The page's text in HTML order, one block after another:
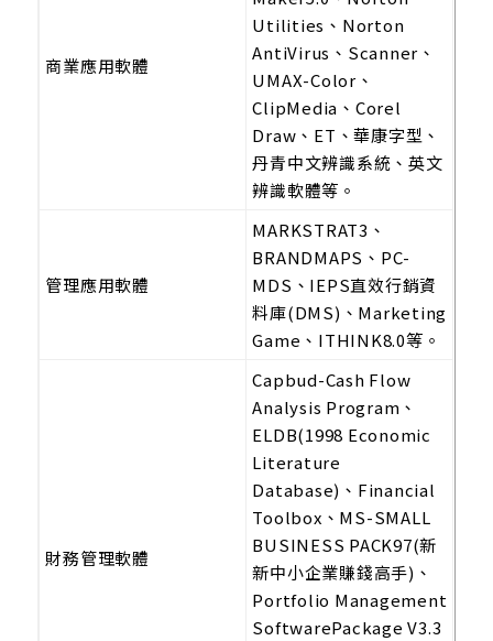
商業應用軟體
Utilities、Norton
AntiVirus、Scanner、
UMAX-Color、
ClipMedia、Corel
Draw、ET、華康字型、
丹青中文辨識系統、英文
辨識軟體等。
管理應用軟體
MARKSTRAT3、
BRANDMAPS、PC-
MDS、IEPS直效行銷資
料庫(DMS)、Marketing
Game、ITHINK8.0等。
財務管理軟體
Capbud-Cash Flow
Analysis Program、
ELDB(1998 Economic
Literature
Database)、Financial
Toolbox、MS-SMALL
BUSINESS PACK97(新
新中小企業賺錢高手)、
Portfolio Management
SoftwarePackage V3.3